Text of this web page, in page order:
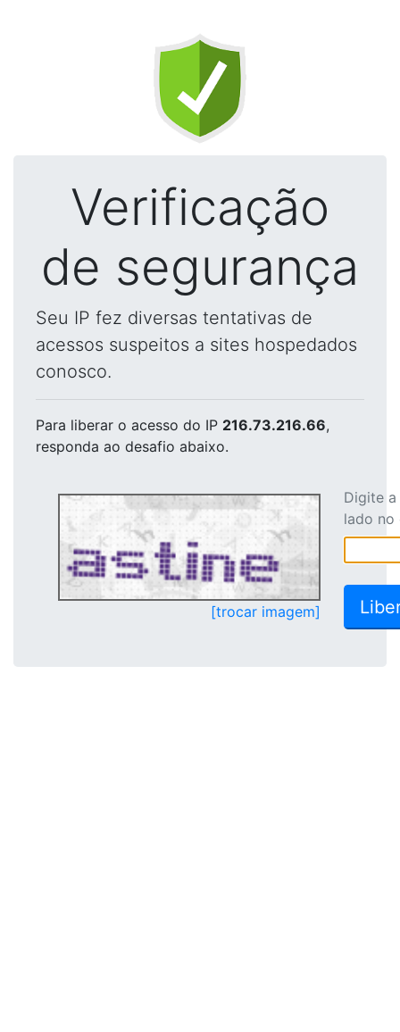
Verificação
de segurança
Seu IP fez diversas tentativas de
acessos suspeitos a sites hospedados
conosco.
Para liberar o acesso do IP 216.73.216.66,
responda ao desafio abaixo.
[trocar imagem]
Digite
lado no